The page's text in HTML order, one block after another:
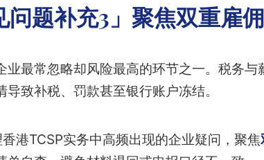
题补充3」聚焦双重雇
业最常忽略却风险最高的环节之一。税务
致补税、罚款甚至银行账户冻结。
港TCSP实务中高频出现的企业疑问，聚焦